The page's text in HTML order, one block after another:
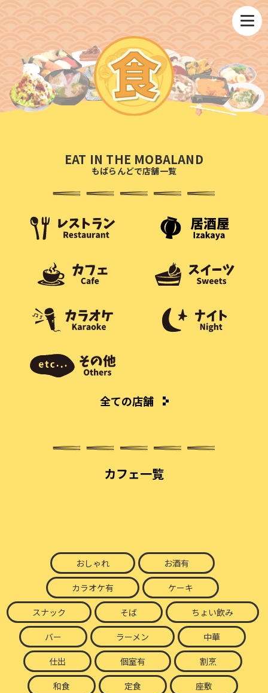
EAT IN THE MOBALAND
もばらんどで店舗一覧
全ての店舗
カフェ一覧
おしゃれ お酒有
カラオケ有 ケーキ
スナック そば ちょい飲み
バー ラーメン 中華
仕出 個室有 割烹
和食 定食 座敷